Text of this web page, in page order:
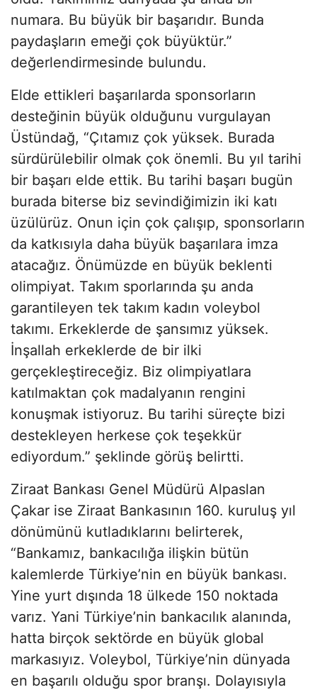
numara. Bu büyük bir başarıdır. Bunda
paydaşların emeği çok büyüktür.”
değerlendirmesinde bulundu.
Elde ettikleri başarılarda sponsorların
desteğinin büyük olduğunu vurgulayan
Üstündağ, “Çıtamız çok yüksek. Burada
sürdürülebilir olmak çok önemli. Bu yıl tarihi
bir başarı elde ettik. Bu tarihi başarı bugün
burada biterse biz sevindiğimizin iki katı
üzülürüz. Onun için çok çalışıp, sponsorların
da katkısıyla daha büyük başarılara imza
atacağız. Önümüzde en büyük beklenti
olimpiyat. Takım sporlarında şu anda
garantileyen tek takım kadın voleybol
takımı. Erkeklerde de şansımız yüksek.
İnşallah erkeklerde de bir ilki
gerçekleştireceğiz. Biz olimpiyatlara
katılmaktan çok madalyanın rengini
konuşmak istiyoruz. Bu tarihi süreçte bizi
destekleyen herkese çok teşekkür
ediyordum.” şeklinde görüş belirtti.
Ziraat Bankası Genel Müdürü Alpaslan
Çakar ise Ziraat Bankasının 160. kuruluş yıl
dönümünü kutladıklarını belirterek,
“Bankamız, bankacılığa ilişkin bütün
kalemlerde Türkiye’nin en büyük bankası.
Yine yurt dışında 18 ülkede 150 noktada
varız. Yani Türkiye’nin bankacılık alanında,
hatta birçok sektörde en büyük global
markasıyız. Voleybol, Türkiye’nin dünyada
en başarılı olduğu spor branşı. Dolayısıyla